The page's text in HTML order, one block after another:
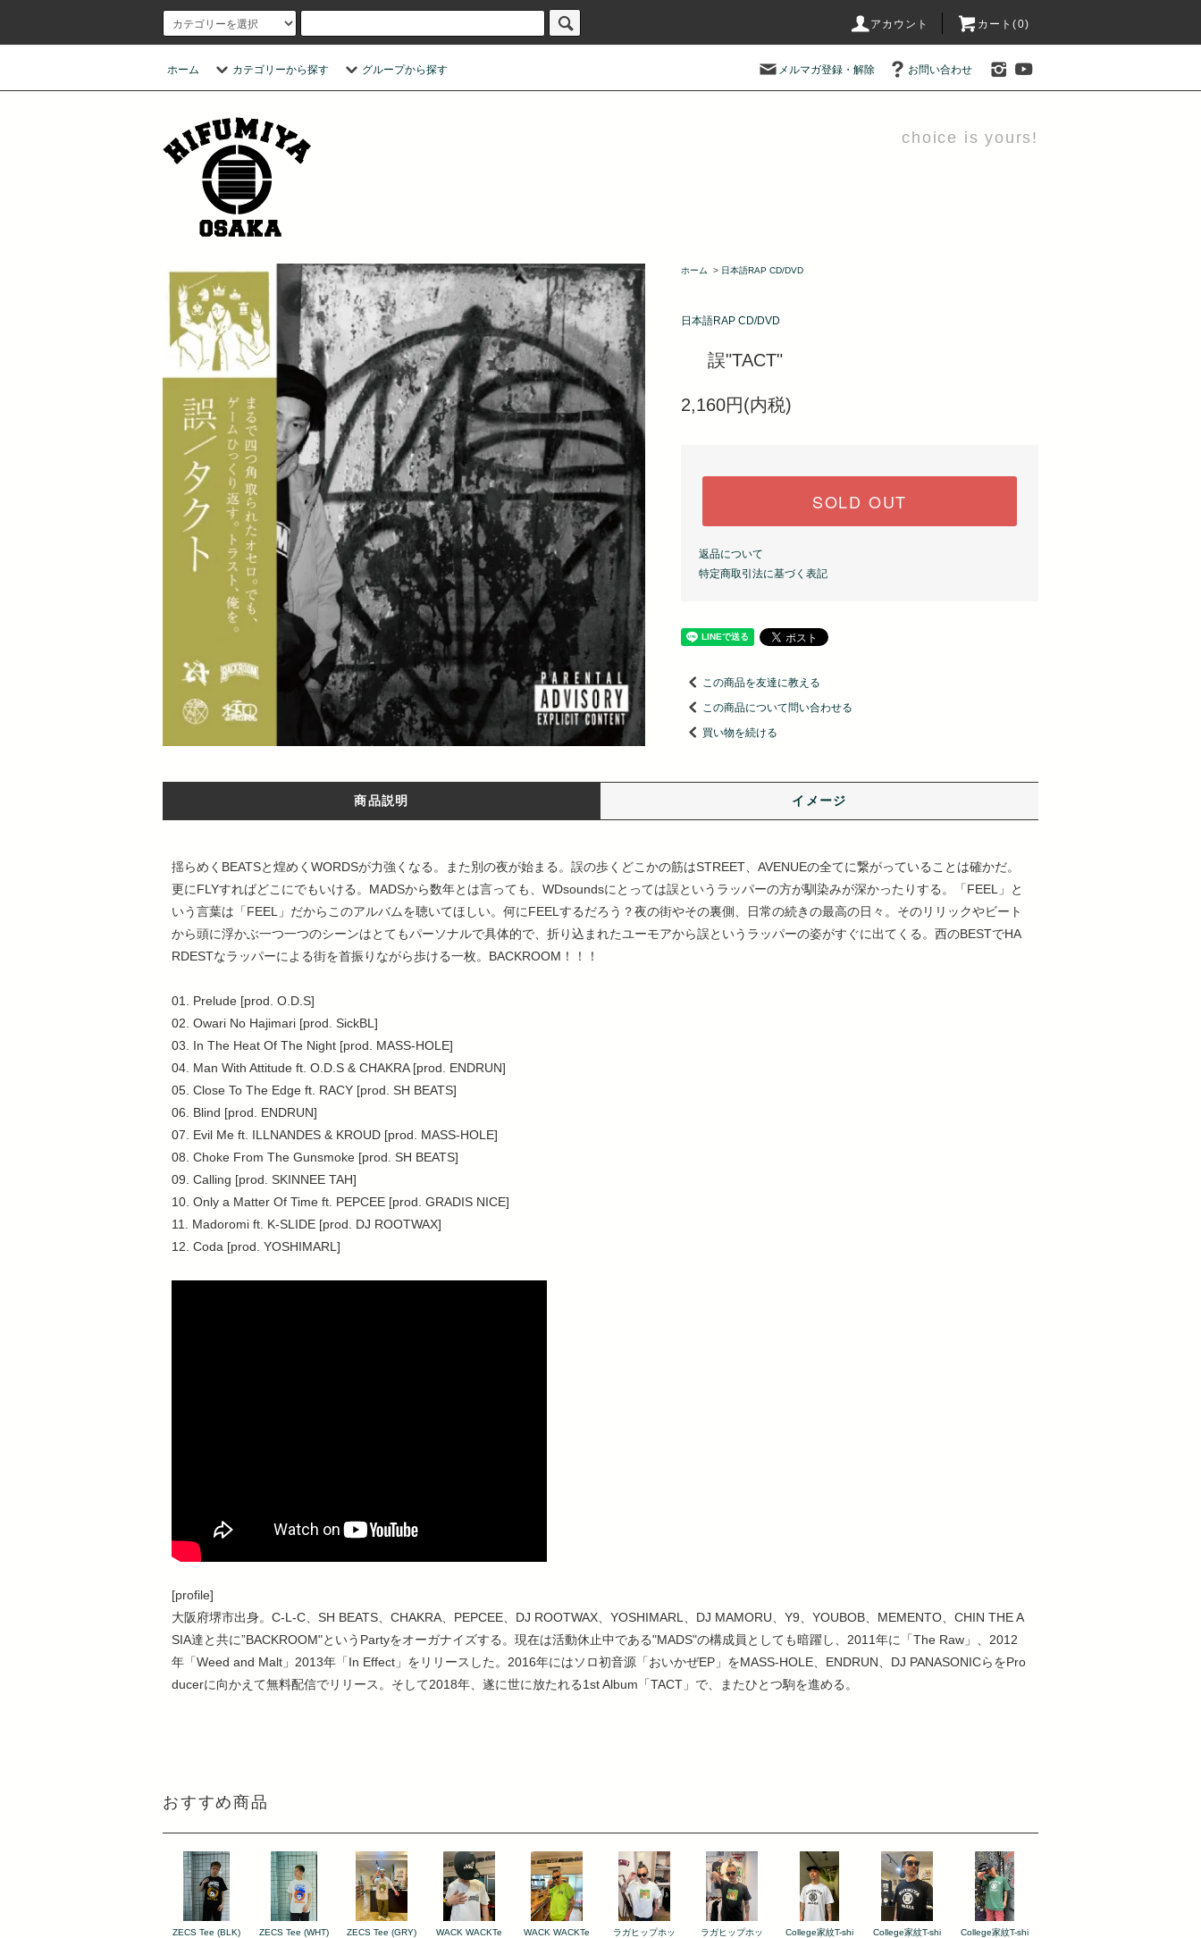
アカウント カート(0)
ホーム カテゴリーから探す グループから探す メルマガ登録・解除 お問い合わせ
choice is yours!
ホーム > 日本語RAP CD/DVD
日本語RAP CD/DVD
誤"TACT"
2,160円(内税)
SOLD OUT
返品について
特定商取引法に基づく表記
この商品を友達に教える
この商品について問い合わせる
買い物を続ける
商品説明 イメージ
揺らめくBEATSと煌めくWORDSが力強くなる。また別の夜が始まる。誤の歩くどこかの筋はSTREET、AVENUEの全てに繋がっていることは確かだ。
更にFLYすればどこにでもいける。MADSから数年とは言っても、WDsoundsにとっては誤というラッパーの方が馴染みが深かったりする。「FEEL」と
いう言葉は「FEEL」だからこのアルバムを聴いてほしい。何にFEELするだろう？夜の街やその裏側、日常の続きの最高の日々。そのリリックやビート
から頭に浮かぶ一つ一つのシーンはとてもパーソナルで具体的で、折り込まれたユーモアから誤というラッパーの姿がすぐに出てくる。西のBESTでHA
RDESTなラッパーによる街を首振りながら歩ける一枚。BACKROOM！！！
01. Prelude [prod. O.D.S]
02. Owari No Hajimari [prod. SickBL]
03. In The Heat Of The Night [prod. MASS-HOLE]
04. Man With Attitude ft. O.D.S & CHAKRA [prod. ENDRUN]
05. Close To The Edge ft. RACY [prod. SH BEATS]
06. Blind [prod. ENDRUN]
07. Evil Me ft. ILLNANDES & KROUD [prod. MASS-HOLE]
08. Choke From The Gunsmoke [prod. SH BEATS]
09. Calling [prod. SKINNEE TAH]
10. Only a Matter Of Time ft. PEPCEE [prod. GRADIS NICE]
11. Madoromi ft. K-SLIDE [prod. DJ ROOTWAX]
12. Coda [prod. YOSHIMARL]
[profile]
大阪府堺市出身。C-L-C、SH BEATS、CHAKRA、PEPCEE、DJ ROOTWAX、YOSHIMARL、DJ MAMORU、Y9、YOUBOB、MEMENTO、CHIN THE A
SIA達と共に”BACKROOM"というPartyをオーガナイズする。現在は活動休止中である"MADS"の構成員としても暗躍し、2011年に「The Raw」、2012
年「Weed and Malt」2013年「In Effect」をリリースした。2016年にはソロ初音源「おいかぜEP」をMASS-HOLE、ENDRUN、DJ PANASONICらをPro
ducerに向かえて無料配信でリリース。そして2018年、遂に世に放たれる1st Album「TACT」で、またひとつ駒を進める。
おすすめ商品
ZECS Tee (BLK)
ZECS Tee (WHT)
ZECS Tee (GRY)
WACK WACKTe
WACK WACKTe
ラガヒップホッ
ラガヒップホッ
College家紋T-shi
College家紋T-shi
College家紋T-shi